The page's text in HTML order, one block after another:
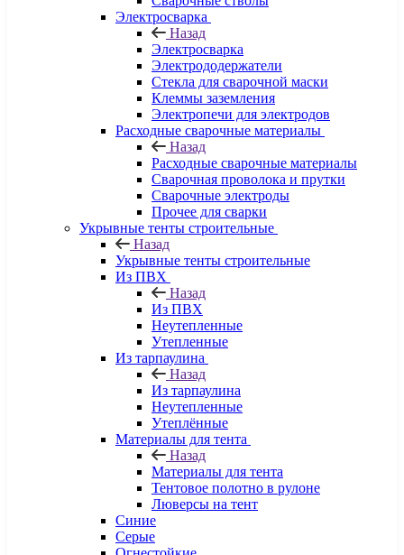
Электросварка
Назад
Электросварка
Электрододержатели
Стекла для сварочной маски
Клеммы заземления
Электропечи для электродов
Расходные сварочные материалы
Назад
Расходные сварочные материалы
Сварочная проволока и прутки
Сварочные электроды
Прочее для сварки
Укрывные тенты строительные
Назад
Укрывные тенты строительные
Из ПВХ
Назад
Из ПВХ
Неутепленные
Утепленные
Из тарпаулина
Назад
Из тарпаулина
Неутепленные
Утеплённые
Материалы для тента
Назад
Материалы для тента
Тентовое полотно в рулоне
Люверсы на тент
Синие
Серые